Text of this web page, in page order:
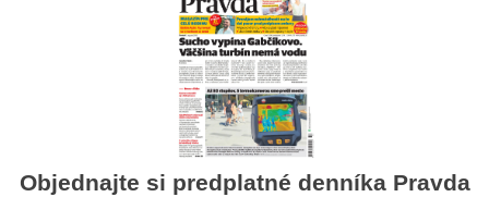
Objednajte si predplatné denníka Pravda